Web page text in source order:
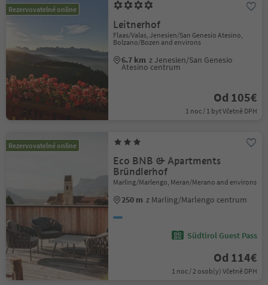
Rezervovatelné online
Leitnerhof
Flaas/Valas, Jenesien/San Genesio Atesino,
Bolzano/Bozen and environs
6.7 km z Jenesien/San Genesio
Atesino centrum
Od 105€
1 noc / 1 byt Včetně DPH
Rezervovatelné online
Eco BNB & Apartments
Bründlerhof
Marling/Marlengo, Meran/Merano and environs
250 m z Marling/Marlengo centrum
Südtirol Guest Pass
Od 114€
1 noc / 2 osob(y) Včetně DPH